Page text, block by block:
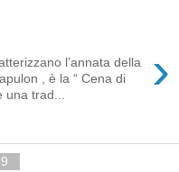
›
l’annata della
, è la “ Cena di
trad...